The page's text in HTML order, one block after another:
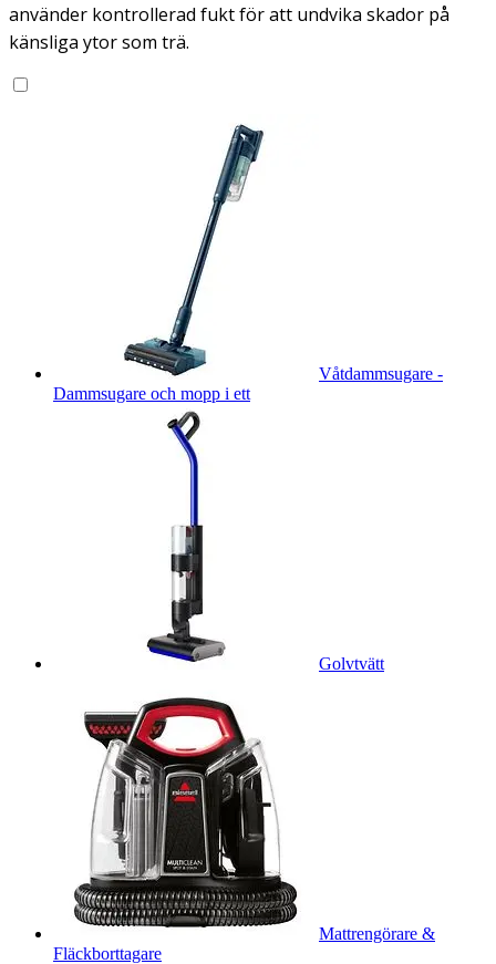
använder kontrollerad fukt för att undvika skador på
känsliga ytor som trä.
Våtdammsugare -
Dammsugare och mopp i ett
Golvtvätt
Mattrengörare &
Fläckborttagare